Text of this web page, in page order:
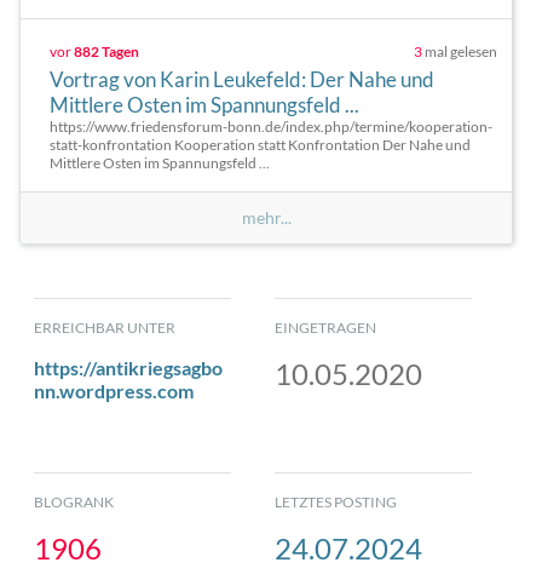
vor882 Tagen 3 mal gelesen
Vortrag von Karin Leukefeld: Der Nahe und
Mittlere Osten im Spannungsfeld ...
https://www.friedensforum-bonn.de/index.php/termine/kooperation-
statt-konfrontation Kooperation statt Konfrontation Der Nahe und
Mittlere Osten im Spannungsfeld ...
mehr...
ERREICHBAR UNTER
https://antikriegsagbo
nn.wordpress.com
EINGETRAGEN
10.05.2020
BLOGRANK
1906
LETZTES POSTING
24.07.2024